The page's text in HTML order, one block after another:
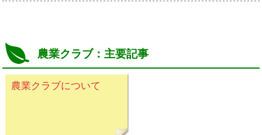
農業クラブ：主要記事
農業クラブについて